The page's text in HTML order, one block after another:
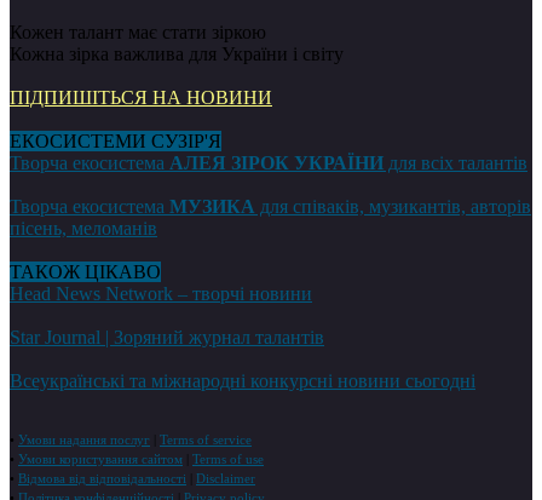
Кожен талант має стати зіркою
Кожна зірка важлива для України і світу
ПІДПИШІТЬСЯ НА НОВИНИ
ЕКОСИСТЕМИ СУЗІР'Я
Творча екосистема АЛЕЯ ЗІРОК УКРАЇНИ для всіх талантів
Творча екосистема МУЗИКА для співаків, музикантів, авторів
пісень, меломанів
ТАКОЖ ЦІКАВО
Head News Network – творчі новини
Star Journal | Зоряний журнал талантів
Всеукраїнські та міжнародні конкурсні новини сьогодні
• Умови надання послуг
Terms of service
• Умови користування сайтом
Terms of use
• Відмова від відповідальності
Disclaimer